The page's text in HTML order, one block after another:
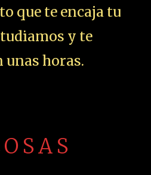
que te encaja tu
y te
unas horas.